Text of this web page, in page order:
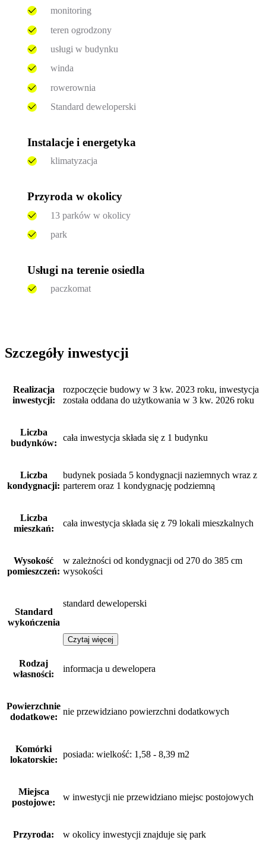
monitoring
teren ogrodzony
usługi w budynku
winda
rowerownia
Standard deweloperski
Instalacje i energetyka
klimatyzacja
Przyroda w okolicy
13 parków w okolicy
park
Usługi na terenie osiedla
paczkomat
Szczegóły inwestycji
Realizacja
inwestycji:
rozpoczęcie budowy w 3 kw. 2023 roku, inwestycja
została oddana do użytkowania w 3 kw. 2026 roku
Liczba
budynków:
cała inwestycja składa się z 1 budynku
Liczba
kondygnacji:
budynek posiada 5 kondygnacji naziemnych wraz z
parterem oraz 1 kondygnację podziemną
Liczba
mieszkań:
cała inwestycja składa się z 79 lokali mieszkalnych
Wysokość
pomieszczeń:
w zależności od kondygnacji od 270 do 385 cm
wysokości
Standard
wykończenia
standard deweloperski
Czytaj więcej
Rodzaj
własności:
informacja u dewelopera
Powierzchnie
dodatkowe:
nie przewidziano powierzchni dodatkowych
Komórki
lokatorskie:
posiada: wielkość: 1,58 - 8,39 m2
Miejsca
postojowe:
w inwestycji nie przewidziano miejsc postojowych
Przyroda: w okolicy inwestycji znajduje się park